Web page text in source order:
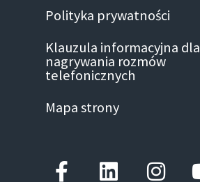
Polityka prywatności
Klauzula informacyjna dla
nagrywania rozmów
telefonicznych
Mapa strony
f